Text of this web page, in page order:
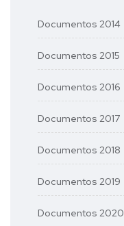
Documentos 2014
Documentos 2015
Documentos 2016
Documentos 2017
Documentos 2018
Documentos 2019
Documentos 2020